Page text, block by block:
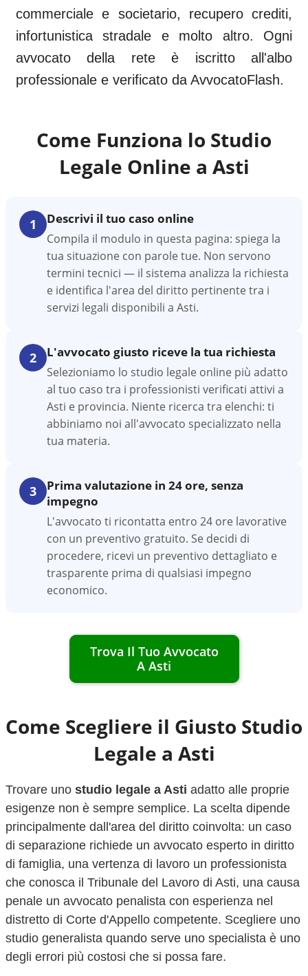
commerciale e societario, recupero crediti,
infortunistica stradale e molto altro. Ogni
avvocato della rete è iscritto all'albo
professionale e verificato da AvvocatoFlash.
Come Funziona lo Studio
Legale Online a Asti
1 Descrivi il tuo caso online
Compila il modulo in questa pagina: spiega la
tua situazione con parole tue. Non servono
termini tecnici — il sistema analizza la richiesta
e identifica l'area del diritto pertinente tra i
servizi legali disponibili a Asti.
2 L'avvocato giusto riceve la tua richiesta
Selezioniamo lo studio legale online più adatto
al tuo caso tra i professionisti verificati attivi a
Asti e provincia. Niente ricerca tra elenchi: ti
abbiniamo noi all'avvocato specializzato nella
tua materia.
3
Prima valutazione in 24 ore, senza
impegno
L'avvocato ti ricontatta entro 24 ore lavorative
con un preventivo gratuito. Se decidi di
procedere, ricevi un preventivo dettagliato e
trasparente prima di qualsiasi impegno
economico.
Trova Il Tuo Avvocato
A Asti
Come Scegliere il Giusto Studio
Legale a Asti
Trovare uno studio legale a Asti adatto alle proprie
esigenze non è sempre semplice. La scelta dipende
principalmente dall'area del diritto coinvolta: un caso
di separazione richiede un avvocato esperto in diritto
di famiglia, una vertenza di lavoro un professionista
che conosca il Tribunale del Lavoro di Asti, una causa
penale un avvocato penalista con esperienza nel
distretto di Corte d'Appello competente. Scegliere uno
studio generalista quando serve uno specialista è uno
degli errori più costosi che si possa fare.